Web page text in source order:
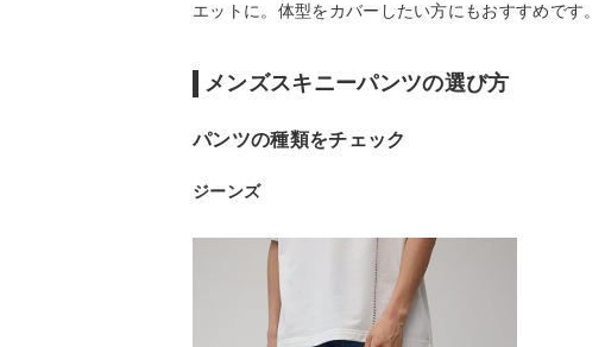
エットに。体型をカバーしたい方にもおすすめです。
メンズスキニーパンツの選び方
パンツの種類をチェック
ジーンズ